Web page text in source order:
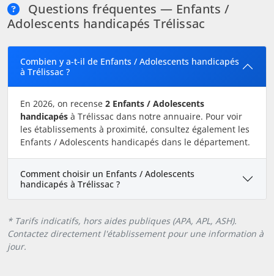
Questions fréquentes — Enfants /
Adolescents handicapés Trélissac
Combien y a-t-il de Enfants / Adolescents handicapés
à Trélissac ?
En 2026, on recense 2 Enfants / Adolescents
handicapés à Trélissac dans notre annuaire. Pour voir
les établissements à proximité, consultez également les
Enfants / Adolescents handicapés dans le département.
Comment choisir un Enfants / Adolescents
handicapés à Trélissac ?
* Tarifs indicatifs, hors aides publiques (APA, APL, ASH).
Contactez directement l'établissement pour une information à
jour.